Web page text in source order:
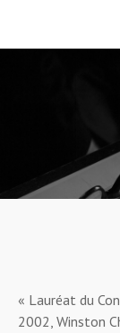
« Lauréat du
2002, Winston